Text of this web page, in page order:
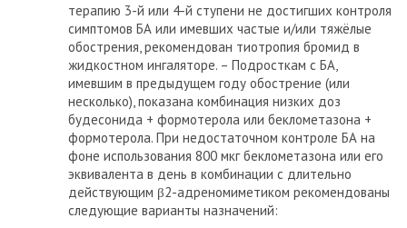
терапию 3-й или 4-й ступени не достигших контроля
симптомов БА или имевших частые и/или тяжёлые
обострения, рекомендован тиотропия бромид в
жидкостном ингаляторе. – Подросткам с БА,
имевшим в предыдущем году обострение (или
несколько), показана комбинация низких доз
будесонида + формотерола или беклометазона +
формотерола. При недостаточном контроле БА на
фоне использования 800 мкг беклометазона или его
эквивалента в день в комбинации с длительно
действующим β2-адреномиметиком рекомендованы
следующие варианты назначений: